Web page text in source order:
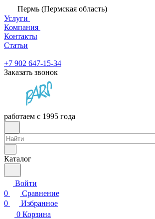
Пермь (Пермская область)
Услуги
Компания
Контакты
Статьи
+7 902 647-15-34
Заказать звонок
работаем с 1995 года
Каталог
Войти
0
Сравнение
0
Избранное
0 Корзина